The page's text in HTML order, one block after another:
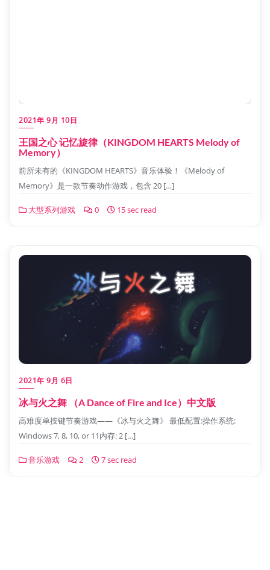
2021年 9月 10日
王国之心 记忆旋律（KINGDOM HEARTS Melody of
Memory）
前所未有的《KINGDOM HEARTS》音乐体验！《Melody of
Memory》是一款节奏动作游戏，包含 20 […]
大型系列游戏 0 15 sec read
2021年 9月 6日
冰与火之舞 （A Dance of Fire and Ice）中文版
高难度单按键节奏游戏——《冰与火之舞》 最低配置:操作系统:
Windows 7, 8, 10, or 11内存: 2 […]
音乐游戏 2 7 sec read